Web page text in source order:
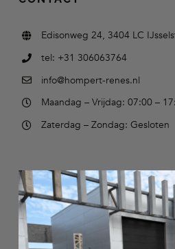
Edisonweg 24, 3404 LC
tel: +31 306063764
info@hompert-renes.nl
Maandag – Vrijdag: 07:00 –
Zaterdag – Zondag: Gesloten